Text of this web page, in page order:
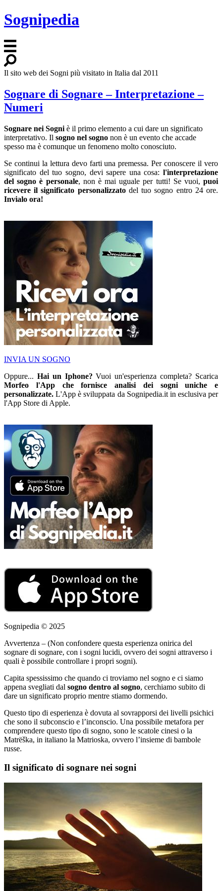
Sognipedia
Il sito web dei Sogni più visitato in Italia dal 2011
Sognare di Sognare – Interpretazione –
Numeri
Sognare nei Sogni è il primo elemento a cui dare un significato
interpretativo. Il sogno nel sogno non è un evento che accade
spesso ma è comunque un fenomeno molto conosciuto.
Se continui la lettura devo farti una premessa. Per conoscere il vero
significato del tuo sogno, devi sapere una cosa: l'interpretazione
del sogno è personale, non è mai uguale per tutti! Se vuoi, puoi
ricevere il significato personalizzatodel tuo sogno entro 24 ore.
Invialo ora!
INVIA UN SOGNO
Oppure... Hai un Iphone? Vuoi un'esperienza completa? Scarica
Morfeo l'App che fornisce analisi dei sogni uniche e
personalizzate. L'App è sviluppata da Sognipedia.it in esclusiva per
l'App Store di Apple.
Sognipedia © 2025
Avvertenza – (Non confondere questa esperienza onirica del
sognare di sognare, con i sogni lucidi, ovvero dei sogni attraverso i
quali è possibile controllare i propri sogni).
Capita spessissimo che quando ci troviamo nel sogno e ci siamo
appena svegliati dal sogno dentro al sogno, cerchiamo subito di
dare un significato proprio mentre stiamo dormendo.
Questo tipo di esperienza è dovuta al sovrapporsi dei livelli psichici
che sono il subconscio e l’inconscio. Una possibile metafora per
comprendere questo tipo di sogno, sono le scatole cinesi o la
Matrëška, in italiano la Matrioska, ovvero l’insieme di bambole
russe.
Il significato di sognare nei sogni